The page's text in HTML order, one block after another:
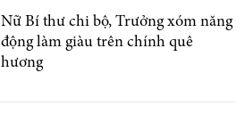
Nữ Bí thư chi bộ, Trưởng xóm năng
động làm giàu trên chính quê
hương